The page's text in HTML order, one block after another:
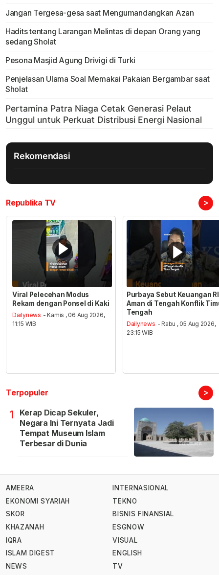
Jangan Tergesa-gesa saat Mengumandangkan Azan
Hadits tentang Larangan Melintas di depan Orang yang
sedang Sholat
Pesona Masjid Agung Drivigi di Turki
Penjelasan Ulama Soal Memakai Pakaian Bergambar saat
Sholat
Rekomendasi
Republika TV >
Viral Pelecehan Modus
Rekam dengan Ponsel di Kaki
Dailynews - Kamis , 06 Aug 2026,
11:15 WIB
Purbaya Sebut Keuangan RI
Aman di Tengah Konflik
Tengah
Dailynews - Rabu , 05 Aug 2026,
23:15 WIB
Terpopuler >
1
Kerap Dicap Sekuler,
Negara Ini Ternyata Jadi
Tempat Museum Islam
Terbesar di Dunia
AMEERA
EKONOMI SYARIAH
SKOR
KHAZANAH
IQRA
ISLAM DIGEST
NEWS
INTERNASIONAL
TEKNO
BISNIS FINANSIAL
ESGNOW
VISUAL
ENGLISH
TV